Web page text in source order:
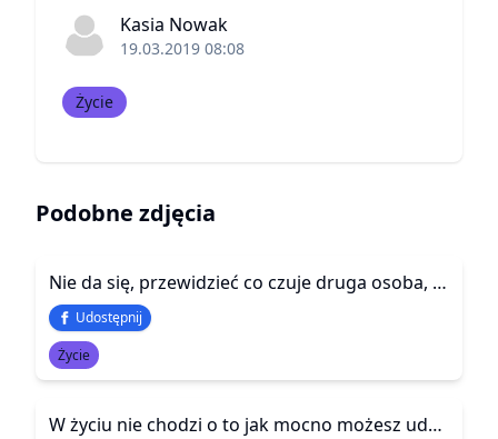
Kasia Nowak
19.03.2019 08:08
Życie
Podobne zdjęcia
Nie da się, przewidzieć co czuje druga osoba, opierając się jedynie na tym, jakie sprawia wrażenie na zewnątrz.
Udostępnij
Życie
W życiu nie chodzi o to jak mocno możesz uderzyć, ale o to jak mocno możesz dostać i dalej iść do przodu.